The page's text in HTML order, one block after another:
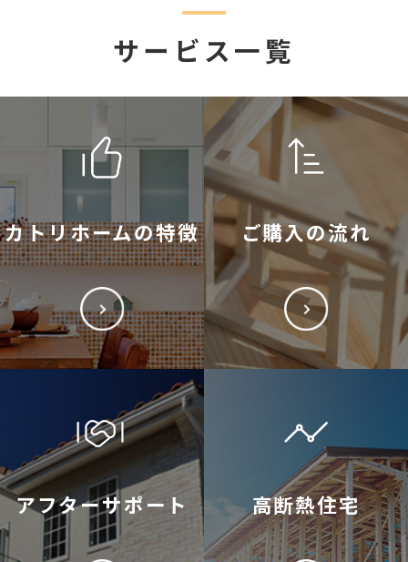
サービス一覧
カトリホームの特徴 ご購入の流れ
アフターサポート 高断熱住宅